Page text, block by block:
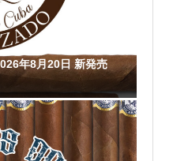
年8月20日 新発売